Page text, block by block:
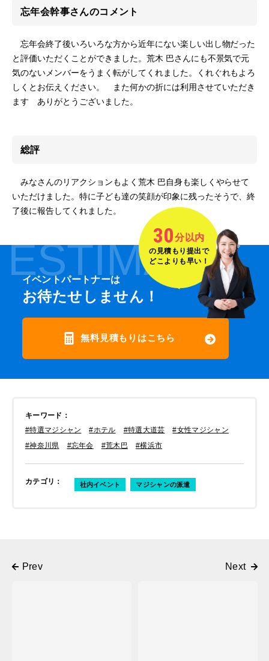
忘年会幹事さんのコメント
忘年会終了後いろいろな方から近年にない楽しい出し物だった
と評価いただくことができました。荒木 巴さんにも不景気で元
気のないメンバーをうまく転がしてくれました。くれぐれもよろ
しくとお伝えください。 また何かの折には利用させていただき
ます ありがとうございました。
総評
みなさんのリアクションもよく荒木 巴自身も楽しくやらせて
いただけました。特に子ども達の笑顔が印象に残ったそうで、終
了後に報告してくれました。
ESTIMATE
イベントパートナーは
お待たせしません！
無料見積もりはこちら
30分以内
の見積もり提出で
どこよりも早い！
キーワード ：
#特選マジシャン
#ホテル #特選大道芸
#女性マジシャン
#神奈川県
#忘年会 #荒木巴 #横浜市
カテゴリ ： 社内イベント マジシャンの派遣